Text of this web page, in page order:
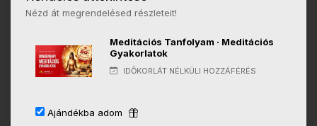
Nézd át megrendelésed részleteit!
Meditációs Tanfolyam · Meditációs
Gyakorlatok
IDŐKORLÁT NÉLKÜLI HOZZÁFÉRÉS
Ajándékba adom